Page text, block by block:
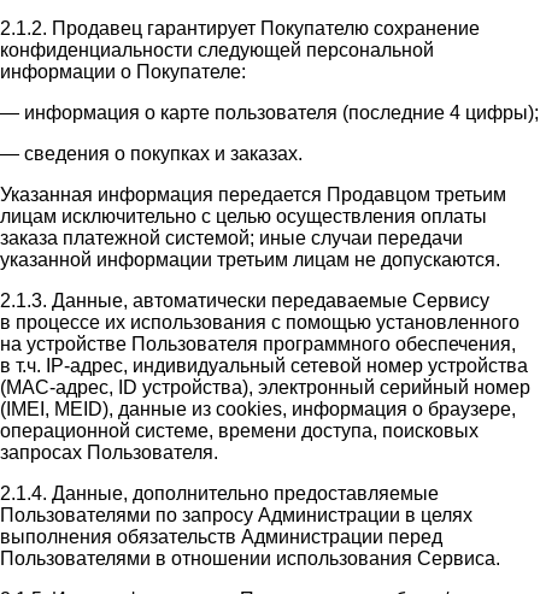
2.1.2. Продавец гарантирует Покупателю сохранение
конфиденциальности следующей персональной
информации о Покупателе:
— информация о карте пользователя (последние 4 цифры);
— сведения о покупках и заказах.
Указанная информация передается Продавцом третьим
лицам исключительно с целью осуществления оплаты
заказа платежной системой; иные случаи передачи
указанной информации третьим лицам не допускаются.
2.1.3. Данные, автоматически передаваемые Сервису
в процессе их использования с помощью установленного
на устройстве Пользователя программного обеспечения,
в т.ч. IP-адрес, индивидуальный сетевой номер устройства
(MAC-адрес, ID устройства), электронный серийный номер
(IMEI, MEID), данные из cookies, информация о браузере,
операционной системе, времени доступа, поисковых
запросах Пользователя.
2.1.4. Данные, дополнительно предоставляемые
Пользователями по запросу Администрации в целях
выполнения обязательств Администрации перед
Пользователями в отношении использования Сервиса.